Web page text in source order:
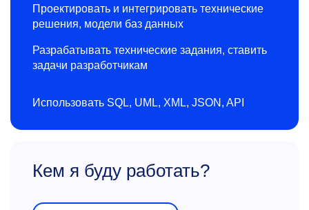
Проектировать и интегрировать технические
решения, модели баз данных
Разрабатывать технические задания, ставить
задачи разработчикам
Использовать SQL, UML, XML, JSON, API
Кем я буду работать?